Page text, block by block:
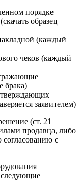
порядке —
образец
(каждый
чеков (каждый
брака)
заявителем)
(ст. 21
продавца, либо
согласованию с
следующие